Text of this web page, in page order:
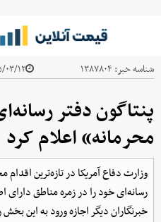
شناسه خبر: ۱۳۸۷۸۰۴ ۱۴۰۵/۰۳/
پنتاگون دفتر
محرمانه» اعلام کرد
وزارت دفاع آمریکا در تازه‌ترین اقدام
رسانه‌ای خود را در زمره مناطق
خبرنگاران دیگر اجازه ورود به این